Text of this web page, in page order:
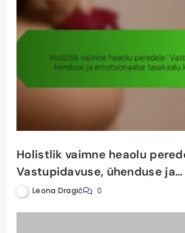
Holistlik vaimne heaolu
Vastupidavuse, ühenduse ja
emotsionaalse tasakaalu
Leona Dragić 0